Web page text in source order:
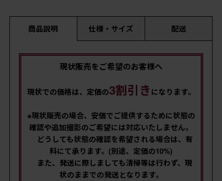
商品説明 仕様・サイズ 配送
現状販売をご希望のお客様へ
現状での価格は、定価の3割引きになります。
※現状販売の場合、安価でご提供するために状態の
確認や追加撮影のご希望には対応いたしません。
どうしても状態の確認を希望される場合は、有
料にて承ります。(別途、定価の10%)
また、発送に際しましても清掃等は行わず、現
状のままでの発送となります。